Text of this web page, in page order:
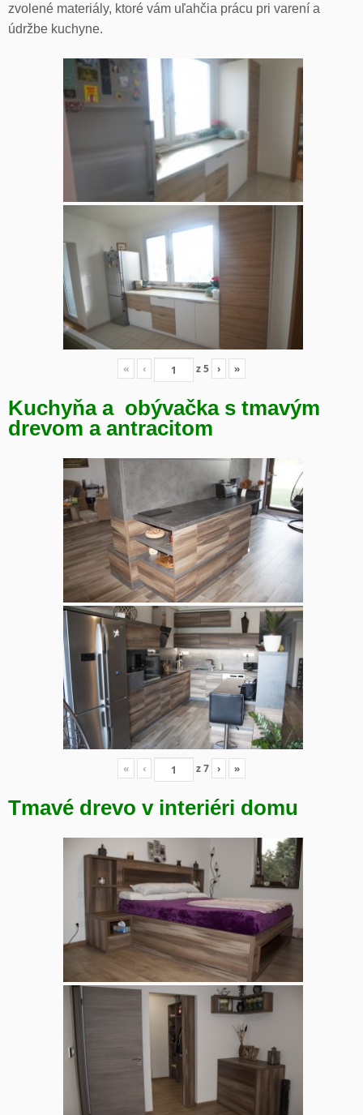
zvolené materiály, ktoré vám uľahčia prácu pri varení a
údržbe kuchyne.
« ‹ z5 › »
Kuchyňa a obývačka s tmavým
drevom a antracitom
« ‹ z7 › »
Tmavé drevo v interiéri domu